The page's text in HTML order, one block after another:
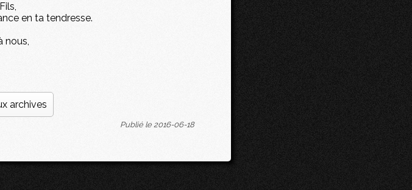
en ta tendresse.
nous,
archives
Publié le 2016-06-18